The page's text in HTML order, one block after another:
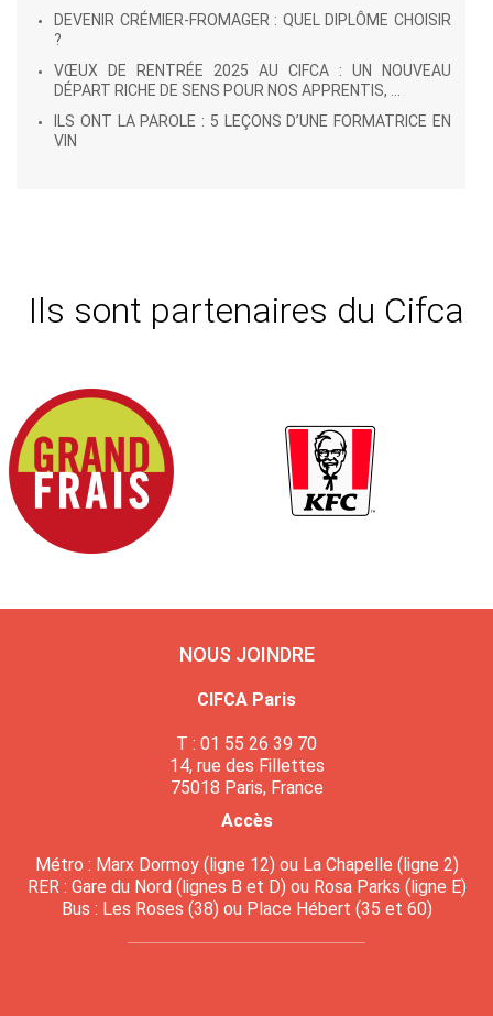
DEVENIR CRÉMIER-FROMAGER : QUEL DIPLÔME CHOISIR
?
VŒUX DE RENTRÉE 2025 AU CIFCA : UN NOUVEAU
DÉPART RICHE DE SENS POUR NOS APPRENTIS, ...
ILS ONT LA PAROLE : 5 LEÇONS D’UNE FORMATRICE EN
VIN
Ils sont partenaires du Cifca
NOUS JOINDRE
CIFCA Paris
T : 01 55 26 39 70
14, rue des Fillettes
75018 Paris, France
Accès
Métro : Marx Dormoy (ligne 12) ou La Chapelle (ligne 2)
RER : Gare du Nord (lignes B et D) ou Rosa Parks (ligne E)
Bus : Les Roses (38) ou Place Hébert (35 et 60)